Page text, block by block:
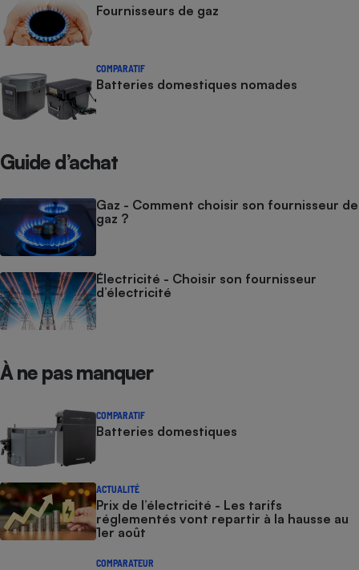
Fournisseurs de gaz
COMPARATIF
Batteries domestiques nomades
Guide d’achat
Gaz - Comment choisir son fournisseur de
gaz ?
Électricité - Choisir son fournisseur
d’électricité
À ne pas manquer
COMPARATIF
Batteries domestiques
ACTUALITÉ
Prix de l’électricité - Les tarifs
réglementés vont repartir à la hausse au
1er août
COMPARATEUR